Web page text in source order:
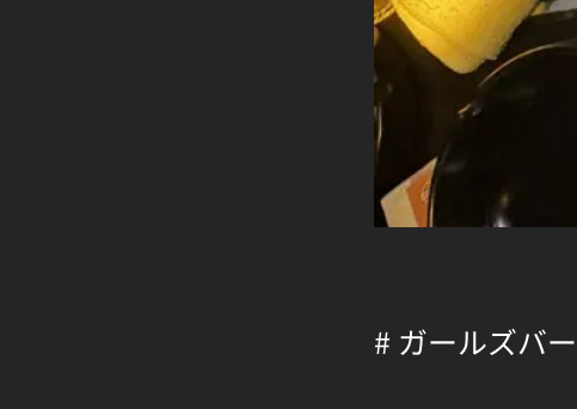
# ガールズバー